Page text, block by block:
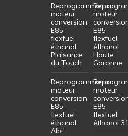
Reprogrammation
moteur
conversion
E85
flexfuel
éthanol
Plaisance
du Touch
Reprogrammation
moteur
conversion
E85
flexfuel
éthanol
Albi
moteur
E85
flexfuel
éthanol
Haute
Garonne
moteur
E85
flexfuel
éthanol